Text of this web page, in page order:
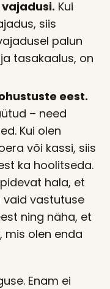
Kui
siis
palun
tasakaalus, on
eest.
– need
Kui olen
või kassi, siis
ka hoolitseda.
hala, et
vaid vastutuse
ning näha, et
mis olen enda
Enam ei